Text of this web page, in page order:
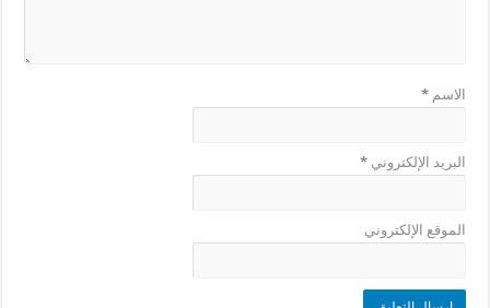
الاسم*
البريد الإلكتروني*
الموقع الإلكتروني